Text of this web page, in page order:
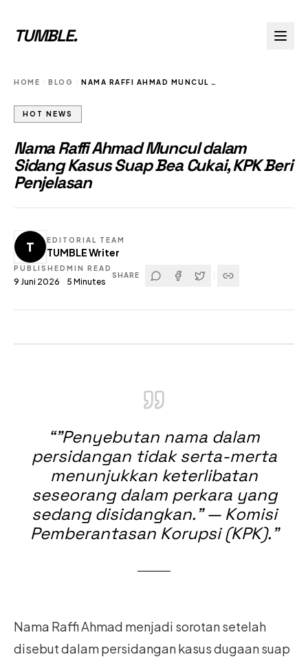
TUMBLE.
HOME BLOG NAMA RAFFI AHMAD MUNCUL DALAM SIDANG KASUS SUAP BEA CUKAI KPK BERI PENJELASAN
HOT NEWS
Nama Raffi Ahmad Muncul dalam
Sidang Kasus Suap Bea Cukai, KPK Beri
Penjelasan
T EDITORIAL TEAM
TUMBLE Writer
PUBLISHED
9 Juni 2026
MIN READ
5 Minutes
SHARE
“"Penyebutan nama dalam
persidangan tidak serta-merta
menunjukkan keterlibatan
seseorang dalam perkara yang
sedang disidangkan." — Komisi
Pemberantasan Korupsi (KPK).”
Nama Raffi Ahmad menjadi sorotan setelah
disebut dalam persidangan kasus dugaan suap